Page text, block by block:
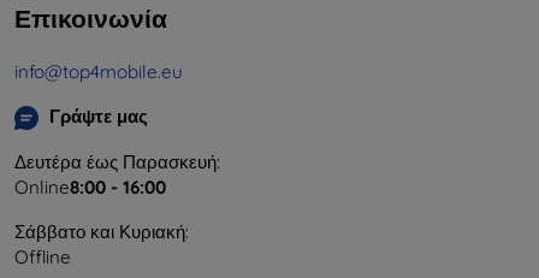
Επικοινωνία
info@top4mobile.eu
Γράψτε μας
Δευτέρα έως Παρασκευή:
Online8:00 - 16:00
Σάββατο και Κυριακή:
Offline